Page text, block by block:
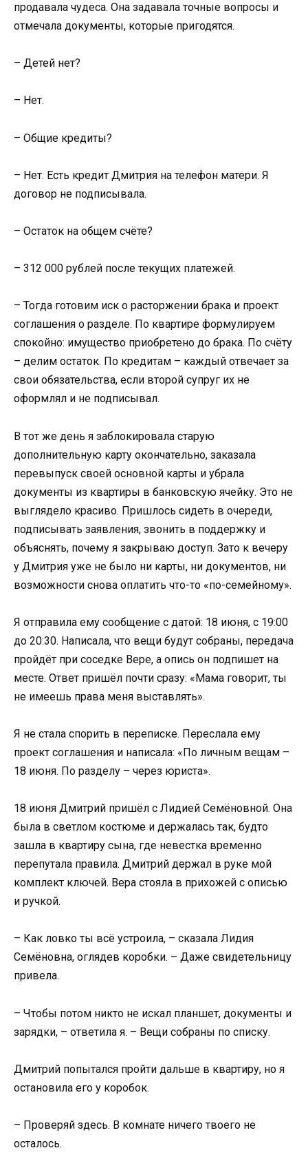
продавала чудеса. Она задавала точные вопросы и
отмечала документы, которые пригодятся.
– Детей нет?
– Нет.
– Общие кредиты?
– Нет. Есть кредит Дмитрия на телефон матери. Я
договор не подписывала.
– Остаток на общем счёте?
– 312 000 рублей после текущих платежей.
– Тогда готовим иск о расторжении брака и проект
соглашения о разделе. По квартире формулируем
спокойно: имущество приобретено до брака. По счёту
– делим остаток. По кредитам – каждый отвечает за
свои обязательства, если второй супруг их не
оформлял и не подписывал.
В тот же день я заблокировала старую
дополнительную карту окончательно, заказала
перевыпуск своей основной карты и убрала
документы из квартиры в банковскую ячейку. Это не
выглядело красиво. Пришлось сидеть в очереди,
подписывать заявления, звонить в поддержку и
объяснять, почему я закрываю доступ. Зато к вечеру
у Дмитрия уже не было ни карты, ни документов, ни
возможности снова оплатить что-то «по-семейному».
Я отправила ему сообщение с датой: 18 июня, с 19:00
до 20:30. Написала, что вещи будут собраны, передача
пройдёт при соседке Вере, а опись он подпишет на
месте. Ответ пришёл почти сразу: «Мама говорит, ты
не имеешь права меня выставлять».
Я не стала спорить в переписке. Переслала ему
проект соглашения и написала: «По личным вещам –
18 июня. По разделу – через юриста».
18 июня Дмитрий пришёл с Лидией Семёновной. Она
была в светлом костюме и держалась так, будто
зашла в квартиру сына, где невестка временно
перепутала правила. Дмитрий держал в руке мой
комплект ключей. Вера стояла в прихожей с описью
и ручкой.
– Как ловко ты всё устроила, – сказала Лидия
Семёновна, оглядев коробки. – Даже свидетельницу
привела.
– Чтобы потом никто не искал планшет, документы и
зарядки, – ответила я. – Вещи собраны по списку.
Дмитрий попытался пройти дальше в квартиру, но я
остановила его у коробок.
– Проверяй здесь. В комнате ничего твоего не
осталось.